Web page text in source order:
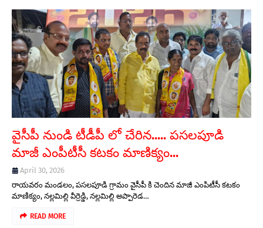
వైసీపీ నుండి టీడీపీ లో చేరిన..... పసలపూడి
మాజీ ఎంపీటీసీ కటకం మాణిక్యం...
April 30, 2026
రాయవరం మండలం, పసలపూడి గ్రామం వైసీపీ కి చెందిన మాజీ ఎంపిటీసీ కటకం
మాణిక్యం, నల్లమిల్లి వీర్రెడ్డి, నల్లమిల్లి అప్పారెడ…
READ MORE